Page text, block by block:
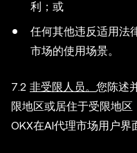
利；或
任何其他违反适用法
市场的使用场景。
7.2 非受限人员。 您陈述
限地区或居住于受限地区
OKX在AI代理市场用户界